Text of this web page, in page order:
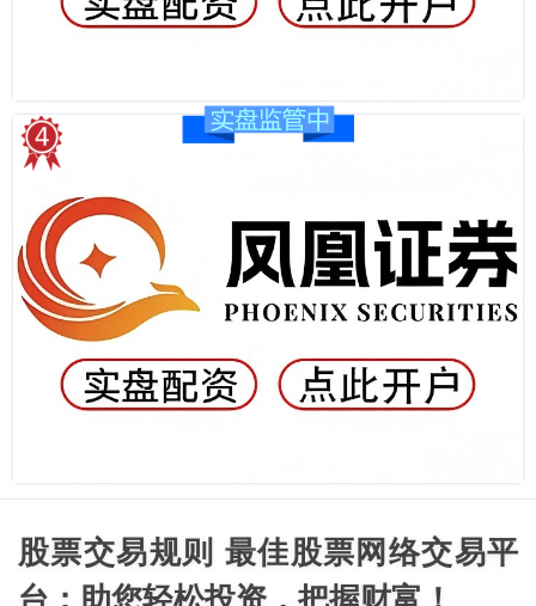
股票交易规则 最佳股票网络交易平
台：助您轻松投资，把握财富！